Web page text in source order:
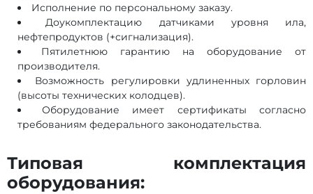
Исполнение по персональному заказу.
Доукомплектацию датчиками уровня ила,
нефтепродуктов (+сигнализация).
Пятилетнюю гарантию на оборудование от
производителя.
Возможность регулировки удлиненных горловин
(высоты технических колодцев).
Оборудование имеет сертификаты согласно
требованиям федерального законодательства.
Типовая комплектация
оборудования: